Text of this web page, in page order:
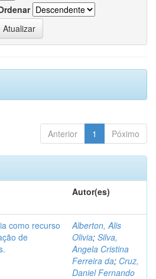
Anterior 1 Póximo
Autor(es)
como recurso
de
Alberton, Alis
Olivia; Silva,
Angela Cristina
Ferreira da; Cruz,
Daniel Fernando